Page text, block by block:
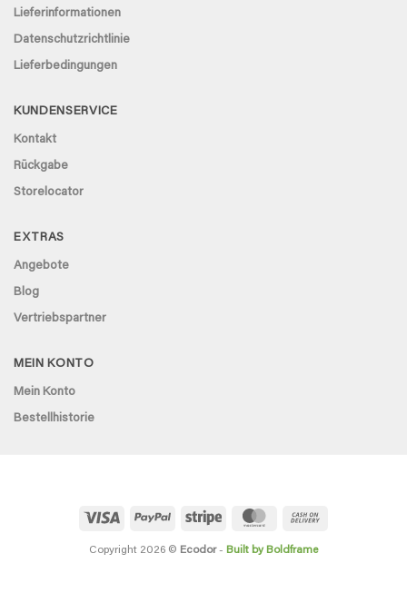
Lieferinformationen
Datenschutzrichtlinie
Lieferbedingungen
KUNDENSERVICE
Kontakt
Rückgabe
Storelocator
EXTRAS
Angebote
Blog
Vertriebspartner
MEIN KONTO
Mein Konto
Bestellhistorie
Visa PayPal Stripe MasterCard
Copyright 2026 © Ecodor- Built by Boldframe